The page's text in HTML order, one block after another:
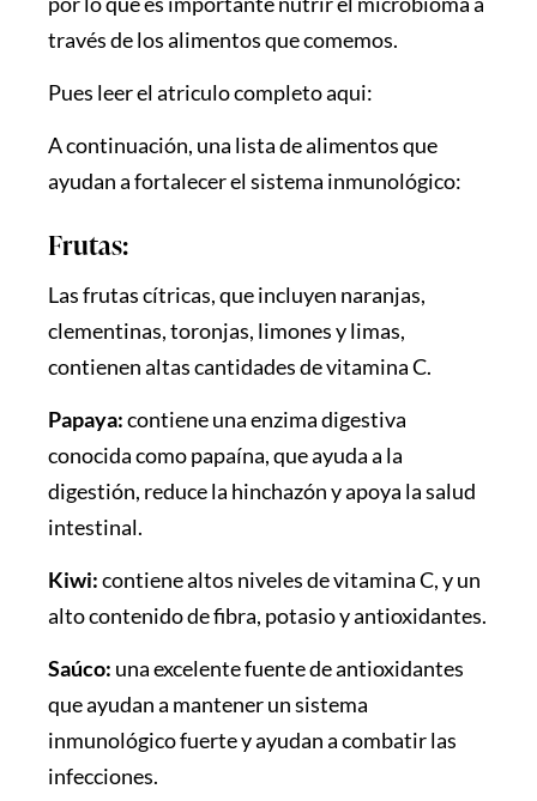
través de los alimentos que comemos.
Pues leer el atriculo completoaqui:
A continuación, una lista de alimentos que
ayudan a fortalecer el sistema inmunológico:
Frutas:
Las frutas cítricas,que incluyen naranjas,
clementinas, toronjas, limones y limas,
contienen altas cantidades de vitamina C.
Papaya:contiene una enzima digestiva
conocida como papaína, que ayuda a la
digestión, reduce la hinchazón y apoya la salud
intestinal.
Kiwi:contiene altos niveles de vitamina C, y un
alto contenido de fibra, potasio y antioxidantes.
Saúco: una excelente fuente de antioxidantes
que ayudan a mantener un sistema
inmunológico fuerte y ayudan a combatir las
infecciones.